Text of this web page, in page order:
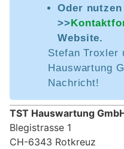
Oder
>>
Website.
Stefan Troxler
Hauswartung
Nachricht!
TST Hauswartung
Blegistrasse 1
CH-6343 Rotkreuz